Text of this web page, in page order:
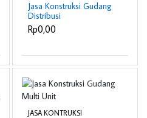
Jasa Konstruksi Gudang
Distribusi
Rp0,00
JASA KONTRUKSI